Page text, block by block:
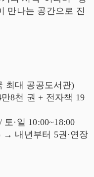
만나는 공간으로 진
최대 공공도서관)
8천 권 + 전자책 19
·일 10:00~18:00
→ 내년부터 5권·연장